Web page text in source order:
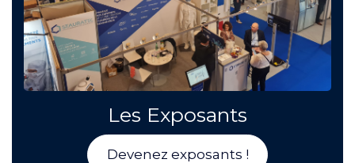
Les Exposants
Devenez exposants !